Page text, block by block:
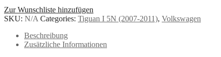
Zur Wunschliste hinzufügen
SKU: N/A Categories: Tiguan I 5N (2007-2011), Volkswagen
Beschreibung
Zusätzliche Informationen